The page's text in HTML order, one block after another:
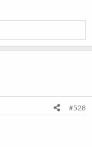
#528